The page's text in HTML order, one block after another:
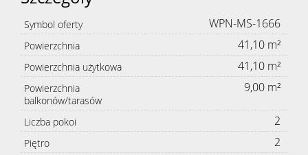
Symbol oferty WPN-MS-1666
Powierzchnia 41,10 m²
Powierzchnia użytkowa 41,10 m²
Powierzchnia
balkonów/tarasów
9,00 m²
Liczba pokoi 2
Piętro 2